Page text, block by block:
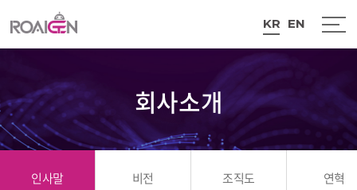
KR EN
인사말 비전 조직도 연혁